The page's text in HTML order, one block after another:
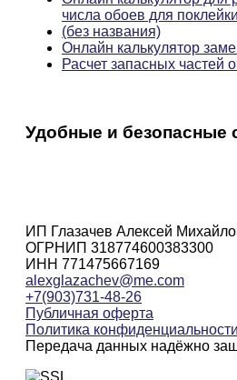
числа обоев для
(без названия)
Онлайн калькулятор
Расчет запасных частей
Удобные и безопасные
ИП Глазачев Алексей
ОГРНИП 318774600383300
ИНН 771475667169
alexglazachev@me.com
+7(903)731-48-26
Публичная оферта
Политика конфиденциальности
Передача данных надёжно